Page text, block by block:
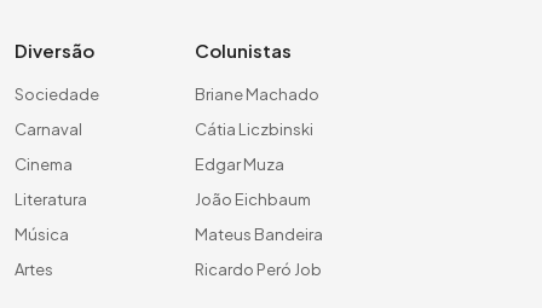
Diversão
Sociedade
Carnaval
Cinema
Literatura
Música
Artes
Colunistas
Briane Machado
Cátia Liczbinski
Edgar Muza
João Eichbaum
Mateus Bandeira
Ricardo Peró Job